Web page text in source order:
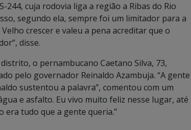
cuja rodovia liga a região a Ribas do Rio
segundo ela, sempre foi um limitador para a
crescer e valeu a pena acreditar que o
disse.
o pernambucano Caetano Silva, 73,
pelo governador Reinaldo Azambuja. “A gente
sustentou a palavra”, comentou com um
e asfalto. Eu vivo muito feliz nesse lugar, até
era tudo que a gente queria.”